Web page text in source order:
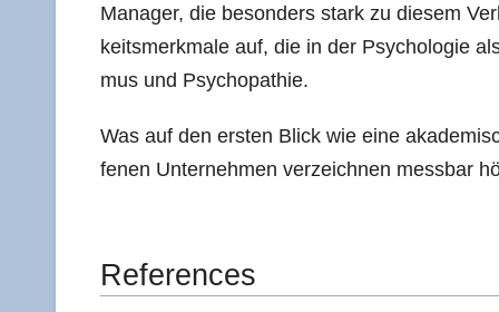
Mana­ger, die beson­ders stark zu die­sem
keits­merk­ma­le auf, die in der Psy­cho­lo­gie
mus und Psychopathie.
Was auf den ers­ten Blick wie eine
fe­nen Unter­neh­men ver­zeich­nen mess­bar
Refe­ren­ces